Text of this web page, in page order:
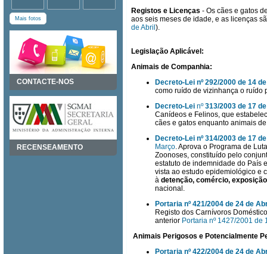
Mais fotos
CONTACTE-NOS
RECENSEAMENTO
Registos e Licenças - Os cães e gatos
aos seis meses de idade, e as licenças
de Abril ).
Legislação Aplicável:
Animais de Companhia:
Decreto-Lei nº 292/2000 de 14
como ruído de vizinhança o ruído
Decreto-Lei nº313/2003 de 17
Canídeos e Felinos, que
cães e gatos enquanto animais
Decreto-Lei nº 314/2003 de 17
Março. Aprova o Programa de
Zoonoses, constituído pelo
estatuto de indemnidade do País
vista ao estudo epidemiológico e
à detenção, comércio,
nacional.
Portaria nº 421/2004 de 24 de
Registo dos Carnívoros
anterior Portaria nº 1427/2001 de
Animais Perigosos e Potencialmente
Portaria nº 422/2004 de 24 de